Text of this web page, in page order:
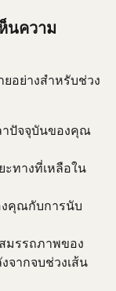
นความ
ยอย่างสำหรับช่วง
าปัจจุบันของคุณ
ะทางที่เหลือใน
งคุณกับการนับ
มรรถภาพของ
ากจบช่วงเส้น